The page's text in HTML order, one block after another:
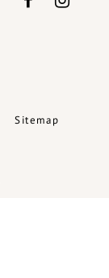
Sitemap